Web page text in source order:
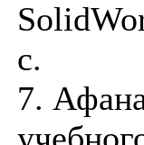
с.
7.